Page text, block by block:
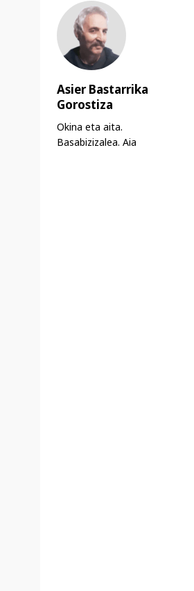
Asier Bastarrika
Gorostiza
Okina eta aita.
Basabizizalea. Aia